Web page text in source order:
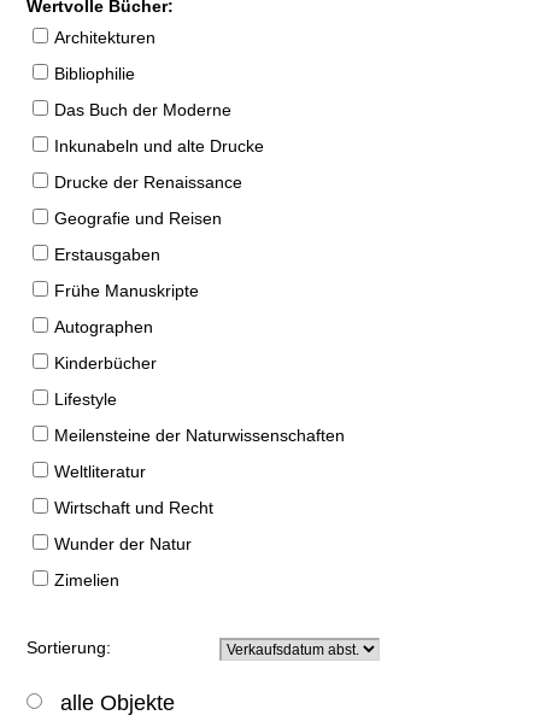
Wertvolle Bücher:
Architekturen
Bibliophilie
Das Buch der Moderne
Inkunabeln und alte Drucke
Drucke der Renaissance
Geografie und Reisen
Erstausgaben
Frühe Manuskripte
Autographen
Kinderbücher
Lifestyle
Meilensteine der Naturwissenschaften
Weltliteratur
Wirtschaft und Recht
Wunder der Natur
Zimelien
Sortierung:
alle Objekte